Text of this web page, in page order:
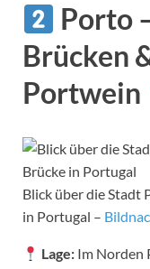
Porto
Brücken
Portwein
Blick über die Stadt
in Portugal –
Lage: Im Norden